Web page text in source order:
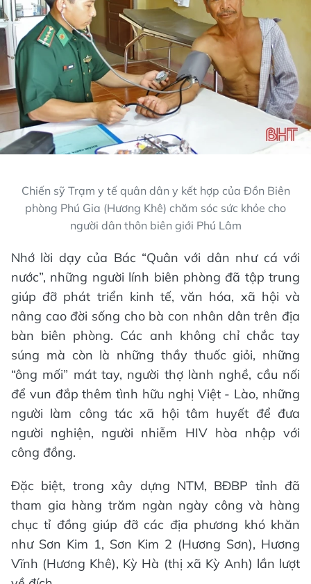
Chiến sỹ Trạm y tế quân dân y kết hợp của Đồn Biên
phòng Phú Gia (Hương Khê) chăm sóc sức khỏe cho
người dân thôn biên giới Phú Lâm
Nhớ lời dạy của Bác “Quân với dân như cá với
nước”, những người lính biên phòng đã tập trung
giúp đỡ phát triển kinh tế, văn hóa, xã hội và
nâng cao đời sống cho bà con nhân dân trên địa
bàn biên phòng. Các anh không chỉ chắc tay
súng mà còn là những thầy thuốc giỏi, những
“ông mối” mát tay, người thợ lành nghề, cầu nối
để vun đắp thêm tình hữu nghị Việt - Lào, những
người làm công tác xã hội tâm huyết để đưa
người nghiện, người nhiễm HIV hòa nhập với
công đồng.
Đặc biệt, trong xây dựng NTM, BĐBP tỉnh đã
tham gia hàng trăm ngàn ngày công và hàng
chục tỉ đồng giúp đỡ các địa phương khó khăn
như Sơn Kim 1, Sơn Kim 2 (Hương Sơn), Hương
Vĩnh (Hương Khê), Kỳ Hà (thị xã Kỳ Anh) lần lượt